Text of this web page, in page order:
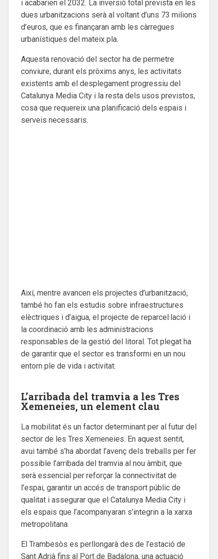
i acabarien el 2032. La inversió total prevista en les
dues urbanitzacions serà al voltant d’uns 73 milions
d’euros, que es finançaran amb les càrregues
urbanístiques del mateix pla.
Aquesta renovació del sector ha de permetre
conviure, durant els pròxims anys, les activitats
existents amb el desplegament progressiu del
Catalunya Media City i la resta dels usos previstos,
cosa que requereix una planificació dels espais i
serveis necessaris.
Així, mentre avancen els projectes d’urbanització,
també ho fan els estudis sobre infraestructures
elèctriques i d’aigua, el projecte de reparcel·lació i
la coordinació amb les administracions
responsables de la gestió del litoral. Tot plegat ha
de garantir que el sector es transformi en un nou
entorn ple de vida i activitat.
L’arribada del tramvia a les Tres
Xemeneies, un element clau
La mobilitat és un factor determinant per al futur del
sector de les Tres Xemeneies. En aquest sentit,
avui també s’ha abordat l’avenç dels treballs per fer
possible l’arribada del tramvia al nou àmbit, que
serà essencial per reforçar la connectivitat de
l’espai, garantir un accés de transport públic de
qualitat i assegurar que el Catalunya Media City i
els espais que l’acompanyaran s’integrin a la xarxa
metropolitana.
El Trambesòs es perllongarà des de l’estació de
Sant Adrià fins al Port de Badalona, una actuació